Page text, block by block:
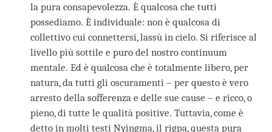
la pura consapevolezza. È qualcosa che tutti
possediamo. È individuale: non è qualcosa di
collettivo cui connettersi, lassù in cielo. Si riferisce al
livello più sottile e puro del nostro continuum
mentale. Ed è qualcosa che è totalmente libero, per
natura, da tutti gli oscuramenti – per questo è vero
arresto della sofferenza e delle sue cause – e ricco, o
pieno, di tutte le qualità positive. Tuttavia, come è
detto in molti testi Nyingma, il rigpa, questa pura